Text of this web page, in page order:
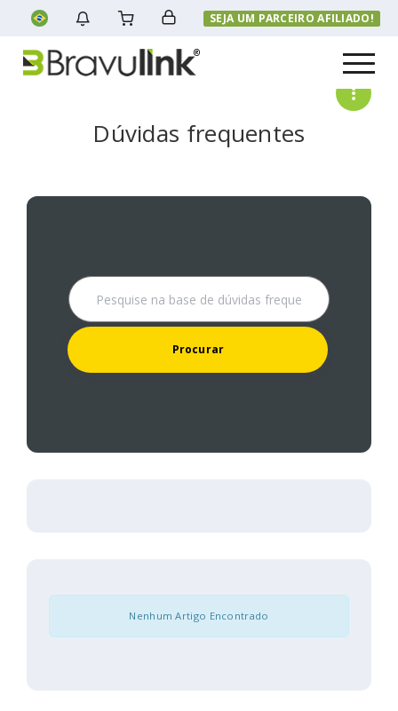
SEJA UM PARCEIRO AFILIADO!
Menu
Dúvidas frequentes
Nenhum Artigo Encontrado